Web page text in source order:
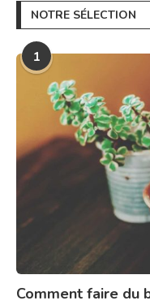
NOTRE SÉLECTION
1
Comment faire du